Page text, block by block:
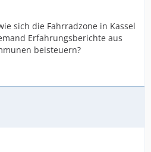
sich die Fahrradzone in Kassel
Erfahrungsberichte aus
beisteuern?